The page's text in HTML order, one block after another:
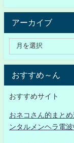
アーカイブ
おすすめ～ん
おすすめサイト
おネコさん的まと
ンタルメンヘラ電